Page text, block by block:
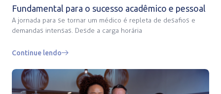
Fundamental para o sucesso acadêmico e pessoal
A jornada para se tornar um médico é repleta de desafios e
demandas intensas. Desde a carga horária
Continue lendo